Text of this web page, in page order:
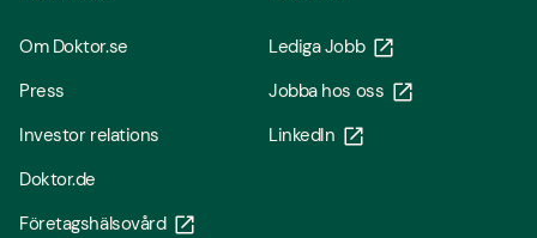
Om Doktor.se
Press
Investor relations
Doktor.de
Företagshälsovård
Lediga Jobb
Jobba hos oss
LinkedIn